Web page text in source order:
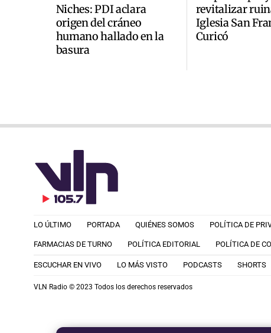
Niches: PDI aclara
origen del cráneo
humano hallado en la
basura
revitalizar
Iglesia San
Curicó
LO ÚLTIMO PORTADA QUIÉNES SOMOS POLÍTICA DE
FARMACIAS DE TURNO POLÍTICA EDITORIAL POLÍTICA DE
ESCUCHAR EN VIVO LO MÁS VISTO PODCASTS SHORTS
VLN Radio © 2023 Todos los derechos reservados